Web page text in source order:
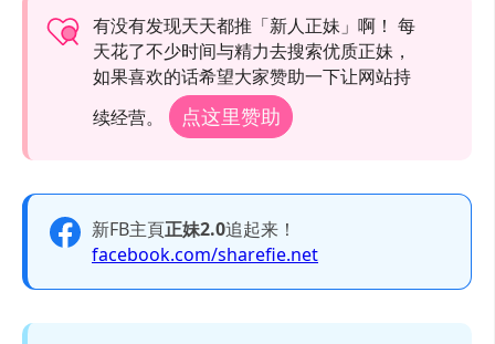
有没有发现天天都推「新人正妹」啊！ 每
天花了不少时间与精力去搜索优质正妹，
如果喜欢的话希望大家赞助一下让网站持
续经营。
点这里赞助
新FB主頁正妹2.0追起来！
facebook.com/sharefie.net